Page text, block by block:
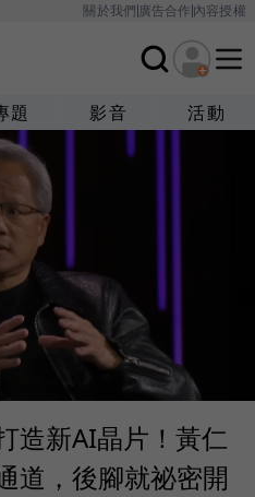
關於我們廣告合作內容授權
題 影音 活動
造新AI晶片！黃仁
道，後腳就祕密開